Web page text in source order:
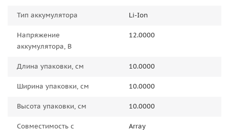
Тип аккумулятора Li-Ion
Напряжение
аккумулятора, В
12.0000
Длина упаковки, см 10.0000
Ширина упаковки, см 10.0000
Высота упаковки, см 10.0000
Совместимость с Array